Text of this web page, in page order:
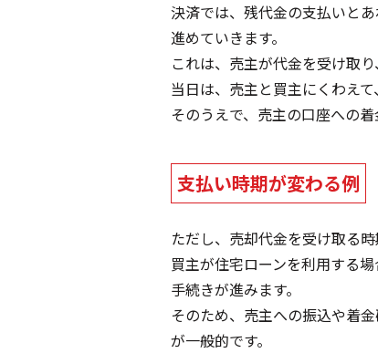
決済では、残代金の支払いと
進めていきます。
これは、売主が代金を受け取
当日は、売主と買主にくわえ
そのうえで、売主の口座への
支払い時期が変わる例
ただし、売却代金を受け取る
買主が住宅ローンを利用する
手続きが進みます。
そのため、売主への振込や着
が一般的です。